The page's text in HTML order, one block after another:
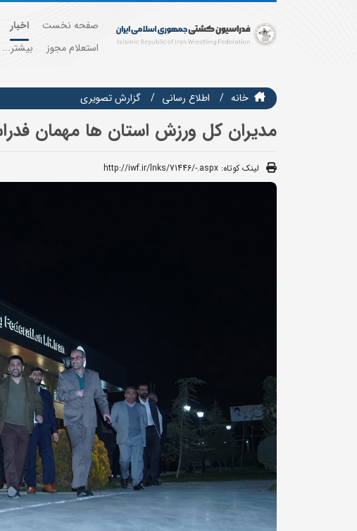
صفحه نخست اخبار
استعلام مجوز
بیشتر...
خانه اطلاع رسانی گزارش تصويري
مدیران کل ورزش استان ها مهمان
لینک کوتاه: http://iwf.ir/lnks/71446/-.aspx